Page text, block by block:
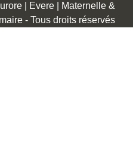
| Evere | Maternelle &
- Tous droits réservés